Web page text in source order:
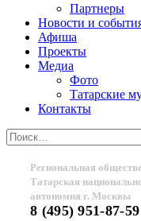
Партнеры
Новости и
Афиша
Проекты
Медиа
Фото
Татарские
Контакты
Региональная
Татарская
автономия г. Москвы
8 (495) 951-87-59